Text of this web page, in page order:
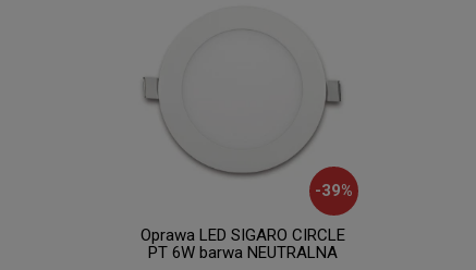
-39%
Oprawa LED SIGARO CIRCLE
PT 6W barwa NEUTRALNA